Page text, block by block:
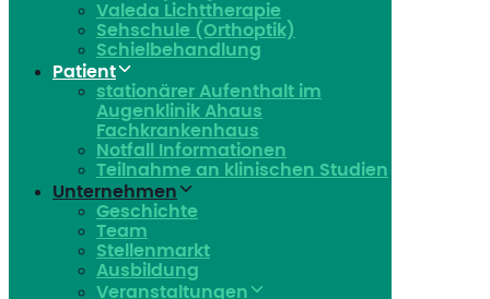
Valeda Lichttherapie
Sehschule (Orthoptik)
Schielbehandlung
Patient
stationärer Aufenthalt im
Augenklinik Ahaus
Fachkrankenhaus
Notfall Informationen
Teilnahme an klinischen Studien
Unternehmen
Geschichte
Team
Stellenmarkt
Ausbildung
Veranstaltungen